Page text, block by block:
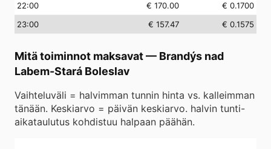
22:00 € 170.00
€ 0.1700
23:00 € 157.47 € 0.1575
Mitä toiminnot maksavat— Brandýs nad
Labem-Stará Boleslav
Vaihteluväli = halvimman tunnin hinta vs. kalleimman
tänään. Keskiarvo = päivän keskiarvo. halvin tunti-
aikataulutus kohdistuu halpaan päähän.